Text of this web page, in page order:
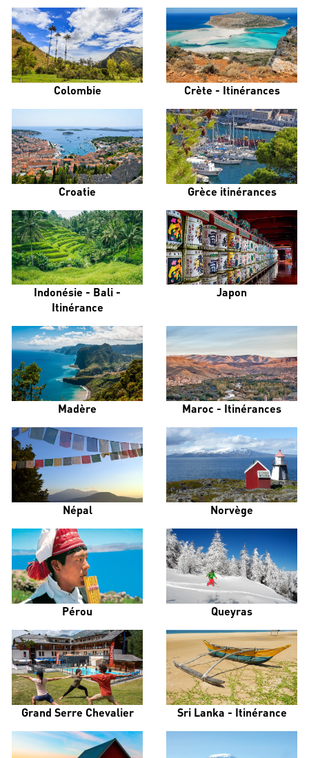
Colombie Crète - Itinérances
Croatie Grèce itinérances
Indonésie - Bali -
Itinérance
Japon
Madère Maroc - Itinérances
Népal Norvège
Pérou Queyras
Grand Serre Chevalier Sri Lanka - Itinérance